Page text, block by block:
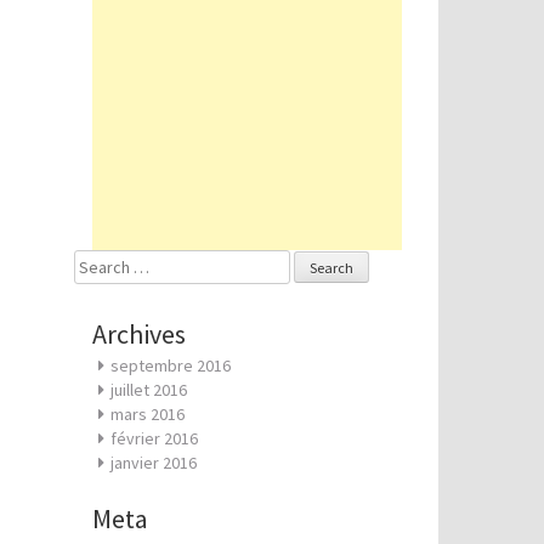
Search
Archives
septembre 2016
juillet 2016
mars 2016
février 2016
janvier 2016
Meta